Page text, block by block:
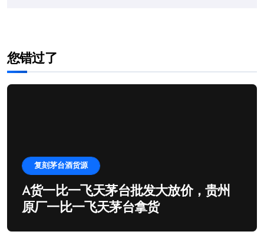
您错过了
复刻茅台酒货源
A货一比一飞天茅台批发大放价，贵州
原厂一比一飞天茅台拿货